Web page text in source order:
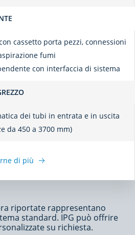
cassetto porta pezzi, connessioni
fumi
con interfaccia di sistema
dei tubi in entrata e in uscita
da 450 a 3700 mm)
di più
riportate rappresentano
standard. IPG può offrire
su richiesta.